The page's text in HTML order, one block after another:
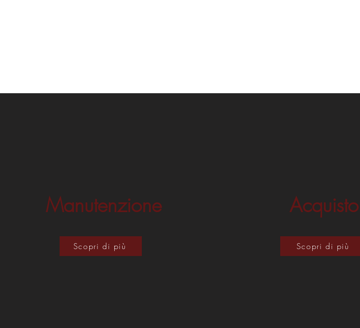
Manutenzione
Scopri di più
Acquisto
Scopri di più